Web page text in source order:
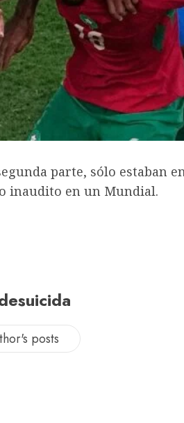
parte, sólo estaban
inaudito en un Mundial.
posts